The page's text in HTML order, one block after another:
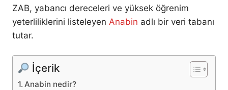
ZAB, yabancı dereceleri ve yüksek öğrenim
yeterliliklerini listeleyen Anabin adlı bir veri tabanı
tutar.
İçerik
Anabin nedir?